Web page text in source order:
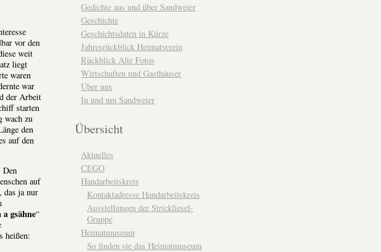
vor den
weit
liegt
waren
war
der Arbeit
starten
wach zu
den
auf den
Den
auf
das ja nur
a gsähne“
heißen:
Gedichte aus und über Sandweier
Geschichte
Geschichtsdaten in Kürze
Jahresrückblick Heimatverein
Rückblick Alte Fotos
Wirtschaften und Gasthäuser
Über uns
In und um Sandweier
Übersicht
Aktuelles
CEGO
Handarbeitskreis
Kontaktadresse Handarbeitskreis
Ausstellungen der Strickliesel-
Gruppe
Heimatmuseum
So finden sie das Heimatmuseum